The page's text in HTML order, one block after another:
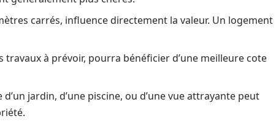
carrés, influence directement la valeur. Un logement
travaux à prévoir, pourra bénéficier d’une meilleure cote
d’un jardin, d’une piscine, ou d’une vue attrayante peut